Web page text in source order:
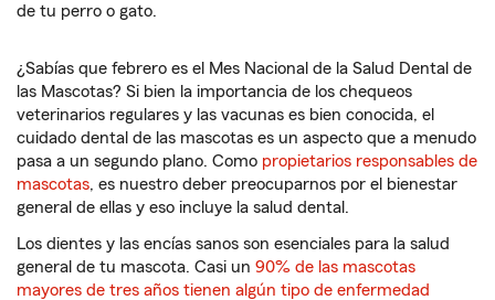
de tu perro o gato.
¿Sabías que febrero es el Mes Nacional de la Salud Dental de
las Mascotas? Si bien la importancia de los chequeos
veterinarios regulares y las vacunas es bien conocida, el
cuidado dental de las mascotas es un aspecto que a menudo
pasa a un segundo plano. Como propietarios responsables de
mascotas, es nuestro deber preocuparnos por el bienestar
general de ellas y eso incluye la salud dental.
Los dientes y las encías sanos son esenciales para la salud
general de tu mascota. Casi un 90% de las mascotas
mayores de tres años tienen algún tipo de enfermedad